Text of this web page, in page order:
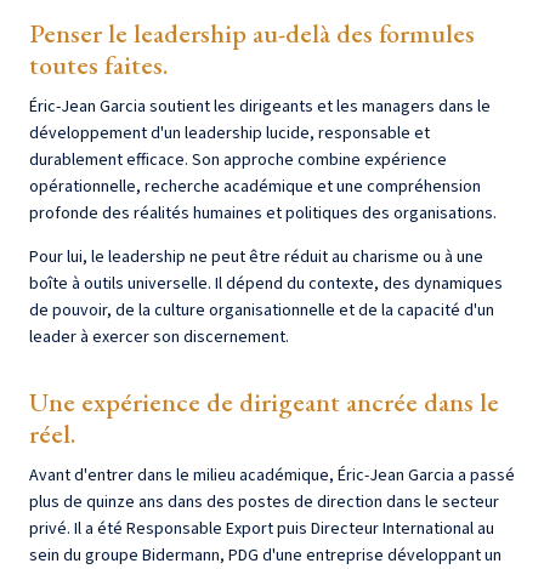
Penser le leadership au-delà des formules
toutes faites.
Éric-Jean Garcia soutient les dirigeants et les managers dans le
développement d'un leadership lucide, responsable et
durablement efficace. Son approche combine expérience
opérationnelle, recherche académique et une compréhension
profonde des réalités humaines et politiques des organisations.
Pour lui, le leadership ne peut être réduit au charisme ou à une
boîte à outils universelle. Il dépend du contexte, des dynamiques
de pouvoir, de la culture organisationnelle et de la capacité d'un
leader à exercer son discernement.
Une expérience de dirigeant ancrée dans le
réel.
Avant d'entrer dans le milieu académique, Éric-Jean Garcia a passé
plus de quinze ans dans des postes de direction dans le secteur
privé. Il a été Responsable Export puis Directeur International au
sein du groupe Bidermann, PDG d'une entreprise développant un